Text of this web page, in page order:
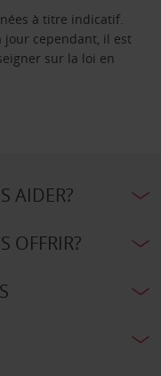
à titre indicatif.
jour cependant, il est
sur la loi en
AIDER?
OFFRIR?